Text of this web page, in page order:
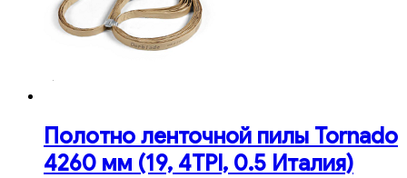
Полотно ленточной пилы Tornado
4260 мм (19, 4TPI, 0.5 Италия)